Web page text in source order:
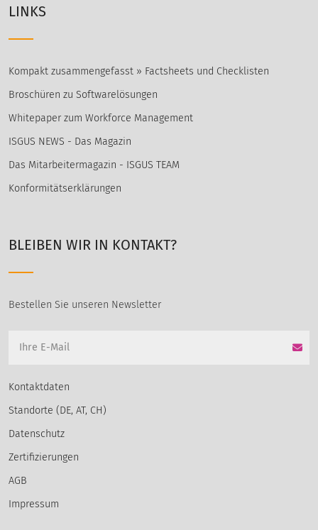
LINKS
Kompakt zusammengefasst » Factsheets und Checklisten
Broschüren zu Softwarelösungen
Whitepaper zum Workforce Management
ISGUS NEWS - Das Magazin
Das Mitarbeitermagazin - ISGUS TEAM
Konformitätserklärungen
BLEIBEN WIR IN KONTAKT?
Bestellen Sie unseren Newsletter
Kontaktdaten
Standorte (DE, AT, CH)
Datenschutz
Zertifizierungen
AGB
Impressum